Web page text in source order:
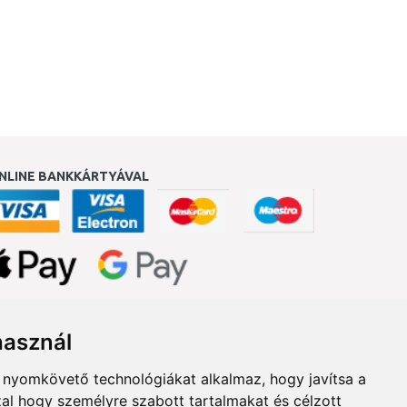
technológiákat alkalmaz, hogy javítsa a
hogy személyre szabott tartalmakat és célzott
BANKKÁRTYÁVAL